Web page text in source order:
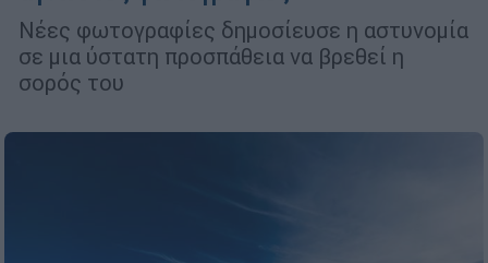
Νέες φωτογραφίες δημοσίευσε η αστυνομία
σε μια ύστατη προσπάθεια να βρεθεί η
σορός του